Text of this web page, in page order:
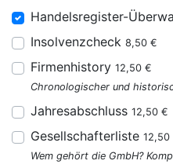
Handelsregister-
Insolvenzcheck 8,50 €
Firmenhistory 12,50 €
Chronologischer und
Jahresabschluss 12,50 €
Gesellschafterliste 12,50
Wem gehört die GmbH?